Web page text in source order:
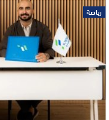
رياضة